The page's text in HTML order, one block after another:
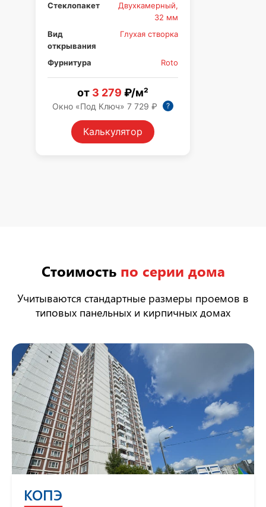
Стеклопакет
Двухкамерный,
32 мм
Вид
открывания
Глухая створка
Фурнитура Roto
от 3 279 ₽/м²
Окно «Под Ключ» 7 729 ₽ ?
Калькулятор
Стоимостьпо серии дома
Учитываются стандартные размеры проемов в
типовых панельных и кирпичных домах
КОПЭ